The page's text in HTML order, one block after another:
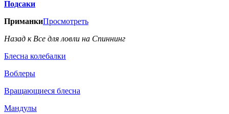
Подсаки
ПриманкиПросмотреть
Назад к Все для ловли на Спиннинг
Блесна колебалки
Воблеры
Вращающиеся блесна
Мандулы